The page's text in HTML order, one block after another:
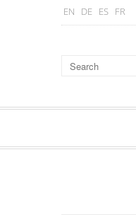
EN DE ES FR